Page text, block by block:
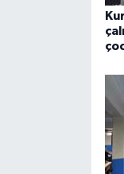
ÜLKE
Yerel